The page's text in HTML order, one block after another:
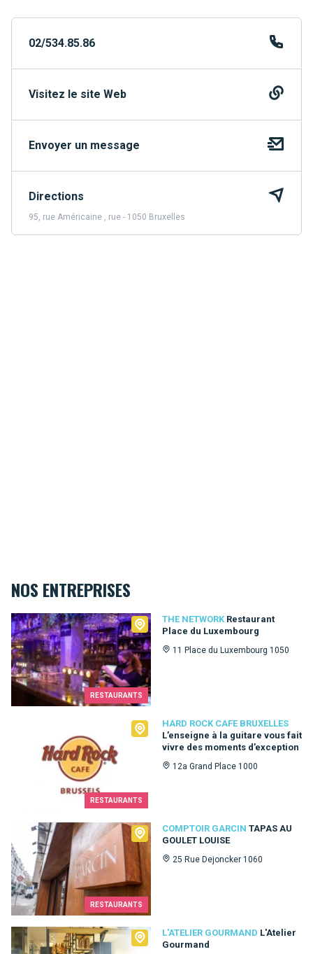
02/534.85.86
Visitez le site Web
Envoyer un message
Directions
95, rue Américaine , rue - 1050 Bruxelles
NOS ENTREPRISES
RESTAURANTS
THE NETWORK Restaurant
Place du Luxembourg
11 Place du Luxembourg 1050
The Network
RESTAURANTS
HARD ROCK CAFE BRUXELLES
L’enseigne à la guitare vous fait
vivre des moments d’exception
12a Grand Place 1000
Hard Rock Cafe Bruxelles
RESTAURANTS
COMPTOIR GARCIN TAPAS AU
GOULET LOUISE
25 Rue Dejoncker 1060
Comptoir Garcin
L'ATELIER GOURMAND L'Atelier
Gourmand
L'Atelier Gourmand